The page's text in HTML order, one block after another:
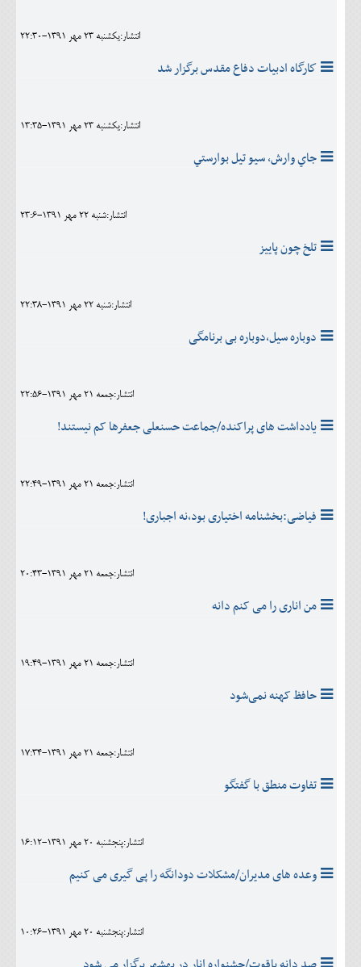
انتشار:يکشنبه 23 مهر 1391-22:30
كارگاه ادبيات دفاع مقدس برگزار شد
انتشار:يکشنبه 23 مهر 1391-13:35
جاي وارش، سيو تيل بوارستي
انتشار:شنبه 22 مهر 1391-23:6
تلخ چون پاییز
انتشار:شنبه 22 مهر 1391-22:38
دوباره سیل،دوباره بی برنامگی
انتشار:جمعه 21 مهر 1391-22:56
یادداشت های پراکنده/جماعت حسنعلی جعفرها کم نیستند!
انتشار:جمعه 21 مهر 1391-22:49
فیاضی:بخشنامه اختیاری بود،نه اجباری!
انتشار:جمعه 21 مهر 1391-20:43
من اناری را می کنم دانه
انتشار:جمعه 21 مهر 1391-19:49
حافظ کهنه نمی‌شود
انتشار:جمعه 21 مهر 1391-17:34
تفاوت منطق با گفتگو
انتشار:پنجشنبه 20 مهر 1391-16:12
وعده های مدیران/مشکلات دودانگه را پی گیری می کنیم
انتشار:پنجشنبه 20 مهر 1391-10:26